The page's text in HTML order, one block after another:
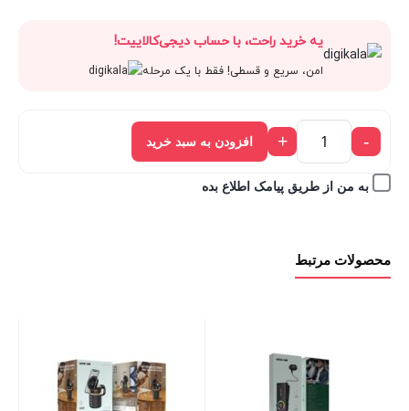
یه خرید راحت، با حساب دیجی‌کالاییت!
امن، سریع و قسطی! فقط با یک مرحله
-
+ افزودن به سبد خرید
به من از طریق پیامک اطلاع بده
محصولات مرتبط